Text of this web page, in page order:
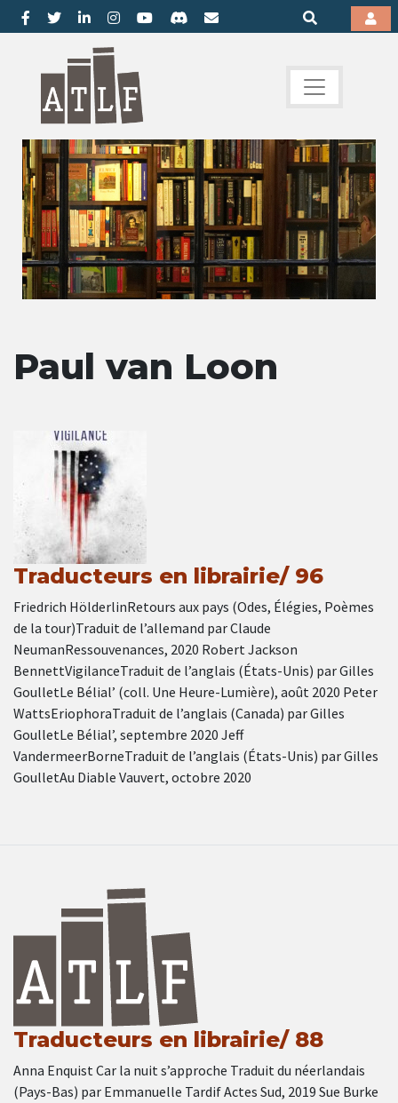
Paul van Loon
Traducteurs en librairie/ 96
Friedrich HölderlinRetours aux pays (Odes, Élégies, Poèmes
de la tour)Traduit de l’allemand par Claude
NeumanRessouvenances, 2020 Robert Jackson
BennettVigilanceTraduit de l’anglais (États-Unis) par Gilles
GoulletLe Bélial’ (coll. Une Heure-Lumière), août 2020 Peter
WattsEriophoraTraduit de l’anglais (Canada) par Gilles
GoulletLe Bélial’, septembre 2020 Jeff
VandermeerBorneTraduit de l’anglais (États-Unis) par Gilles
GoulletAu Diable Vauvert, octobre 2020
Traducteurs en librairie/ 88
Anna Enquist Car la nuit s’approche Traduit du néerlandais
(Pays-Bas) par Emmanuelle Tardif Actes Sud, 2019 Sue Burke